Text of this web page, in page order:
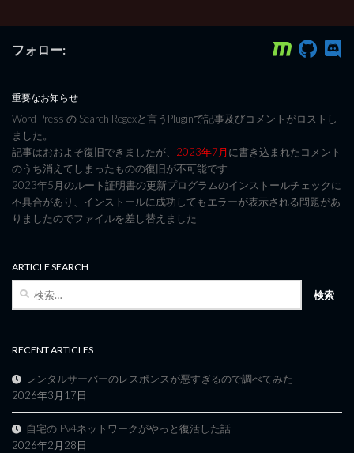
フォロー:
重要なお知らせ
Word Press の Search Regexと言うPluginで記事及びコメントがロストし
ました。
記事はおおよそ復旧できましたが、 2023年7月に書き込まれたコメント
のうち消えてしまったものの復旧が不可能です
2023年5月のルート証明書の更新プログラムのインストールチェックに
不具合があり、インストールに成功してもエラーが表示される問題があ
りましたのでファイルを差し替えました
ARTICLE SEARCH
検
RECENT ARTICLES
レンタルサーバーのレスポンスが悪すぎるので調べてみた
2026年3月17日
自宅のIPv4ネットワークがやっと復活した話
2026年2月28日